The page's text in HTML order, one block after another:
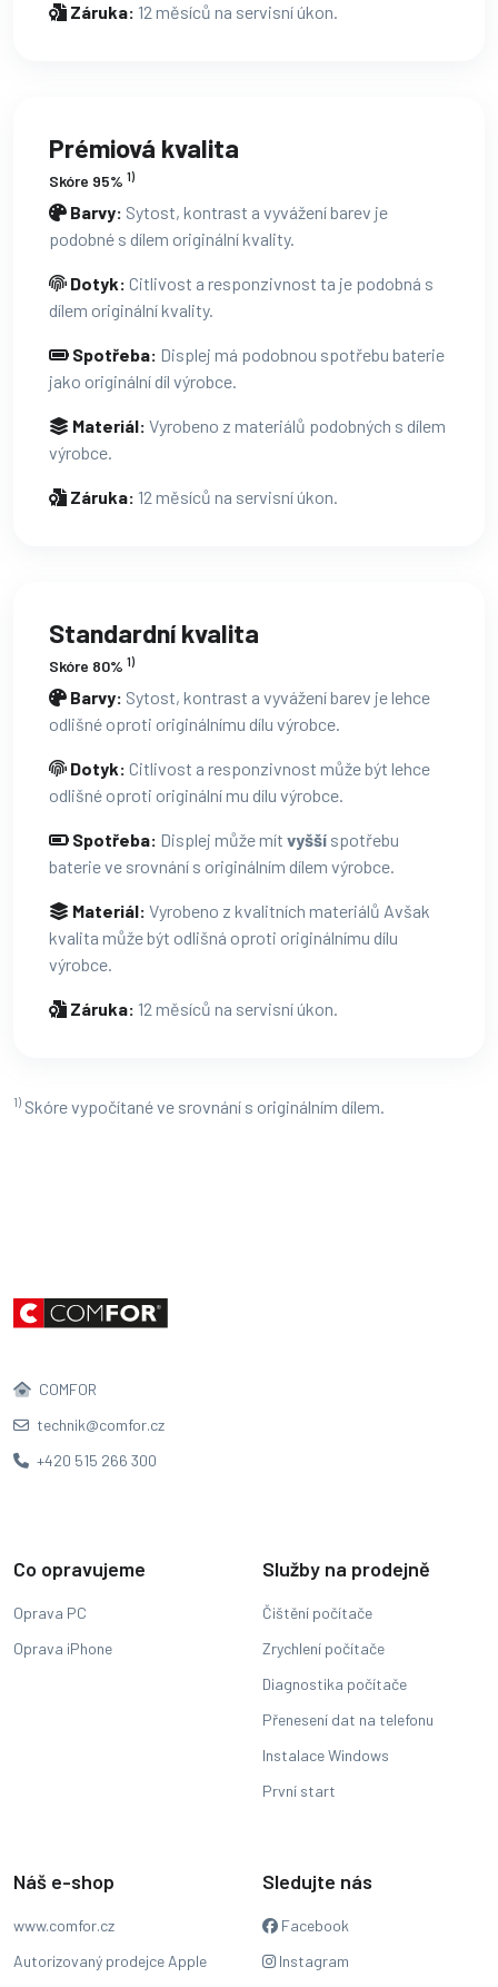
Záruka: 12 měsíců na servisní úkon.
Prémiová kvalita
Skóre 95% 1)
Barvy: Sytost, kontrast a vyvážení barev je
podobné s dílem originální kvality.
Dotyk: Citlivost a responzivnost ta je podobná s
dílem originální kvality.
Spotřeba: Displej má podobnou spotřebu baterie
jako originální díl výrobce.
Materiál: Vyrobeno z materiálů podobných s dílem
výrobce.
Záruka: 12 měsíců na servisní úkon.
Standardní kvalita
Skóre 80% 1)
Barvy: Sytost, kontrast a vyvážení barev je lehce
odlišné oproti originálnímu dílu výrobce.
Dotyk: Citlivost a responzivnost může být lehce
odlišné oproti originální mu dílu výrobce.
Spotřeba: Displej může mít vyšší spotřebu
baterie ve srovnání s originálním dílem výrobce.
Materiál: Vyrobeno z kvalitních materiálů Avšak
kvalita může být odlišná oproti originálnímu dílu
výrobce.
Záruka: 12 měsíců na servisní úkon.
1) Skóre vypočítané ve srovnání s originálním dílem.
COMFOR
technik@comfor.cz
+420 515 266 300
Co opravujeme
Oprava PC
Oprava iPhone
Služby na prodejně
Čištění počítače
Zrychlení počítače
Diagnostika počítače
Přenesení dat na telefonu
Instalace Windows
První start
Náš e-shop
www.comfor.cz
Autorizovaný prodejce Apple
Sledujte nás
Facebook
Instagram